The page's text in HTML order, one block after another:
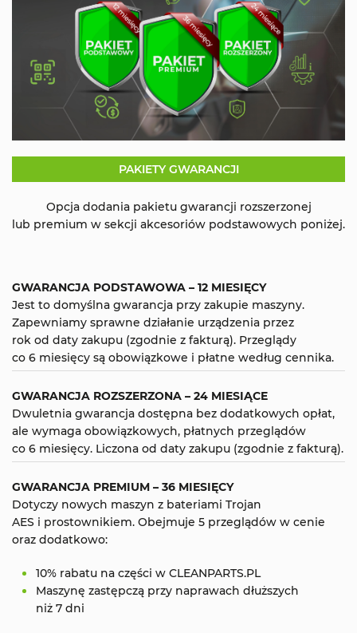
PAKIETY GWARANCJI
Opcja dodania pakietu gwarancji rozszerzonej
lub premium w sekcji akcesoriów podstawowych poniżej.
GWARANCJA PODSTAWOWA – 12 MIESIĘCY
Jest to domyślna gwarancja przy zakupie maszyny.
Zapewniamy sprawne działanie urządzenia przez
rok od daty zakupu (zgodnie z fakturą). Przeglądy
co 6 miesięcy są obowiązkowe i płatne według cennika.
GWARANCJA ROZSZERZONA – 24 MIESIĄCE
Dwuletnia gwarancja dostępna bez dodatkowych opłat,
ale wymaga obowiązkowych, płatnych przeglądów
co 6 miesięcy. Liczona od daty zakupu (zgodnie z fakturą).
GWARANCJA PREMIUM – 36 MIESIĘCY
Dotyczy nowych maszyn z bateriami Trojan
AES i prostownikiem. Obejmuje 5 przeglądów w cenie
oraz dodatkowo:
10% rabatu na części w CLEANPARTS.PL
Maszynę zastępczą przy naprawach dłuższych
niż 7 dni